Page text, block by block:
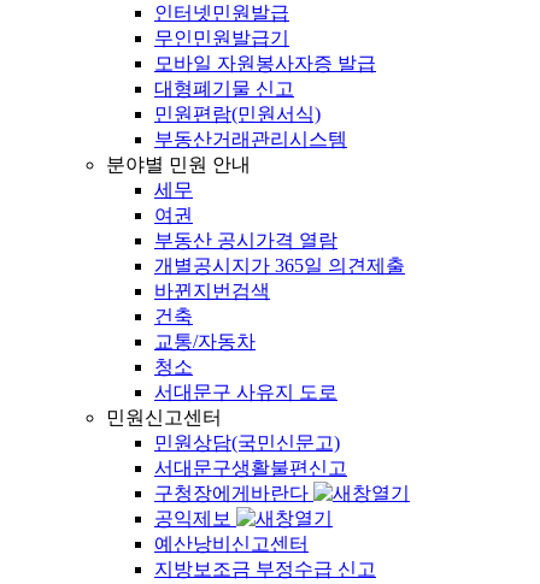
인터넷민원발급
무인민원발급기
모바일 자원봉사자증 발급
대형폐기물 신고
민원편람(민원서식)
부동산거래관리시스템
분야별 민원 안내
세무
여권
부동산 공시가격 열람
개별공시지가 365일 의견제출
바뀐지번검색
건축
교통/자동차
청소
서대문구 사유지 도로
민원신고센터
민원상담(국민신문고)
서대문구생활불편신고
구청장에게바란다
공익제보
예산낭비신고센터
지방보조금 부정수급 신고